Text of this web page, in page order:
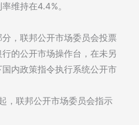
维持在4.4%。
，联邦公开市场委员会投票
的公开市场操作台，在未另
内政策指令执行系统公开市
，联邦公开市场委员会指示